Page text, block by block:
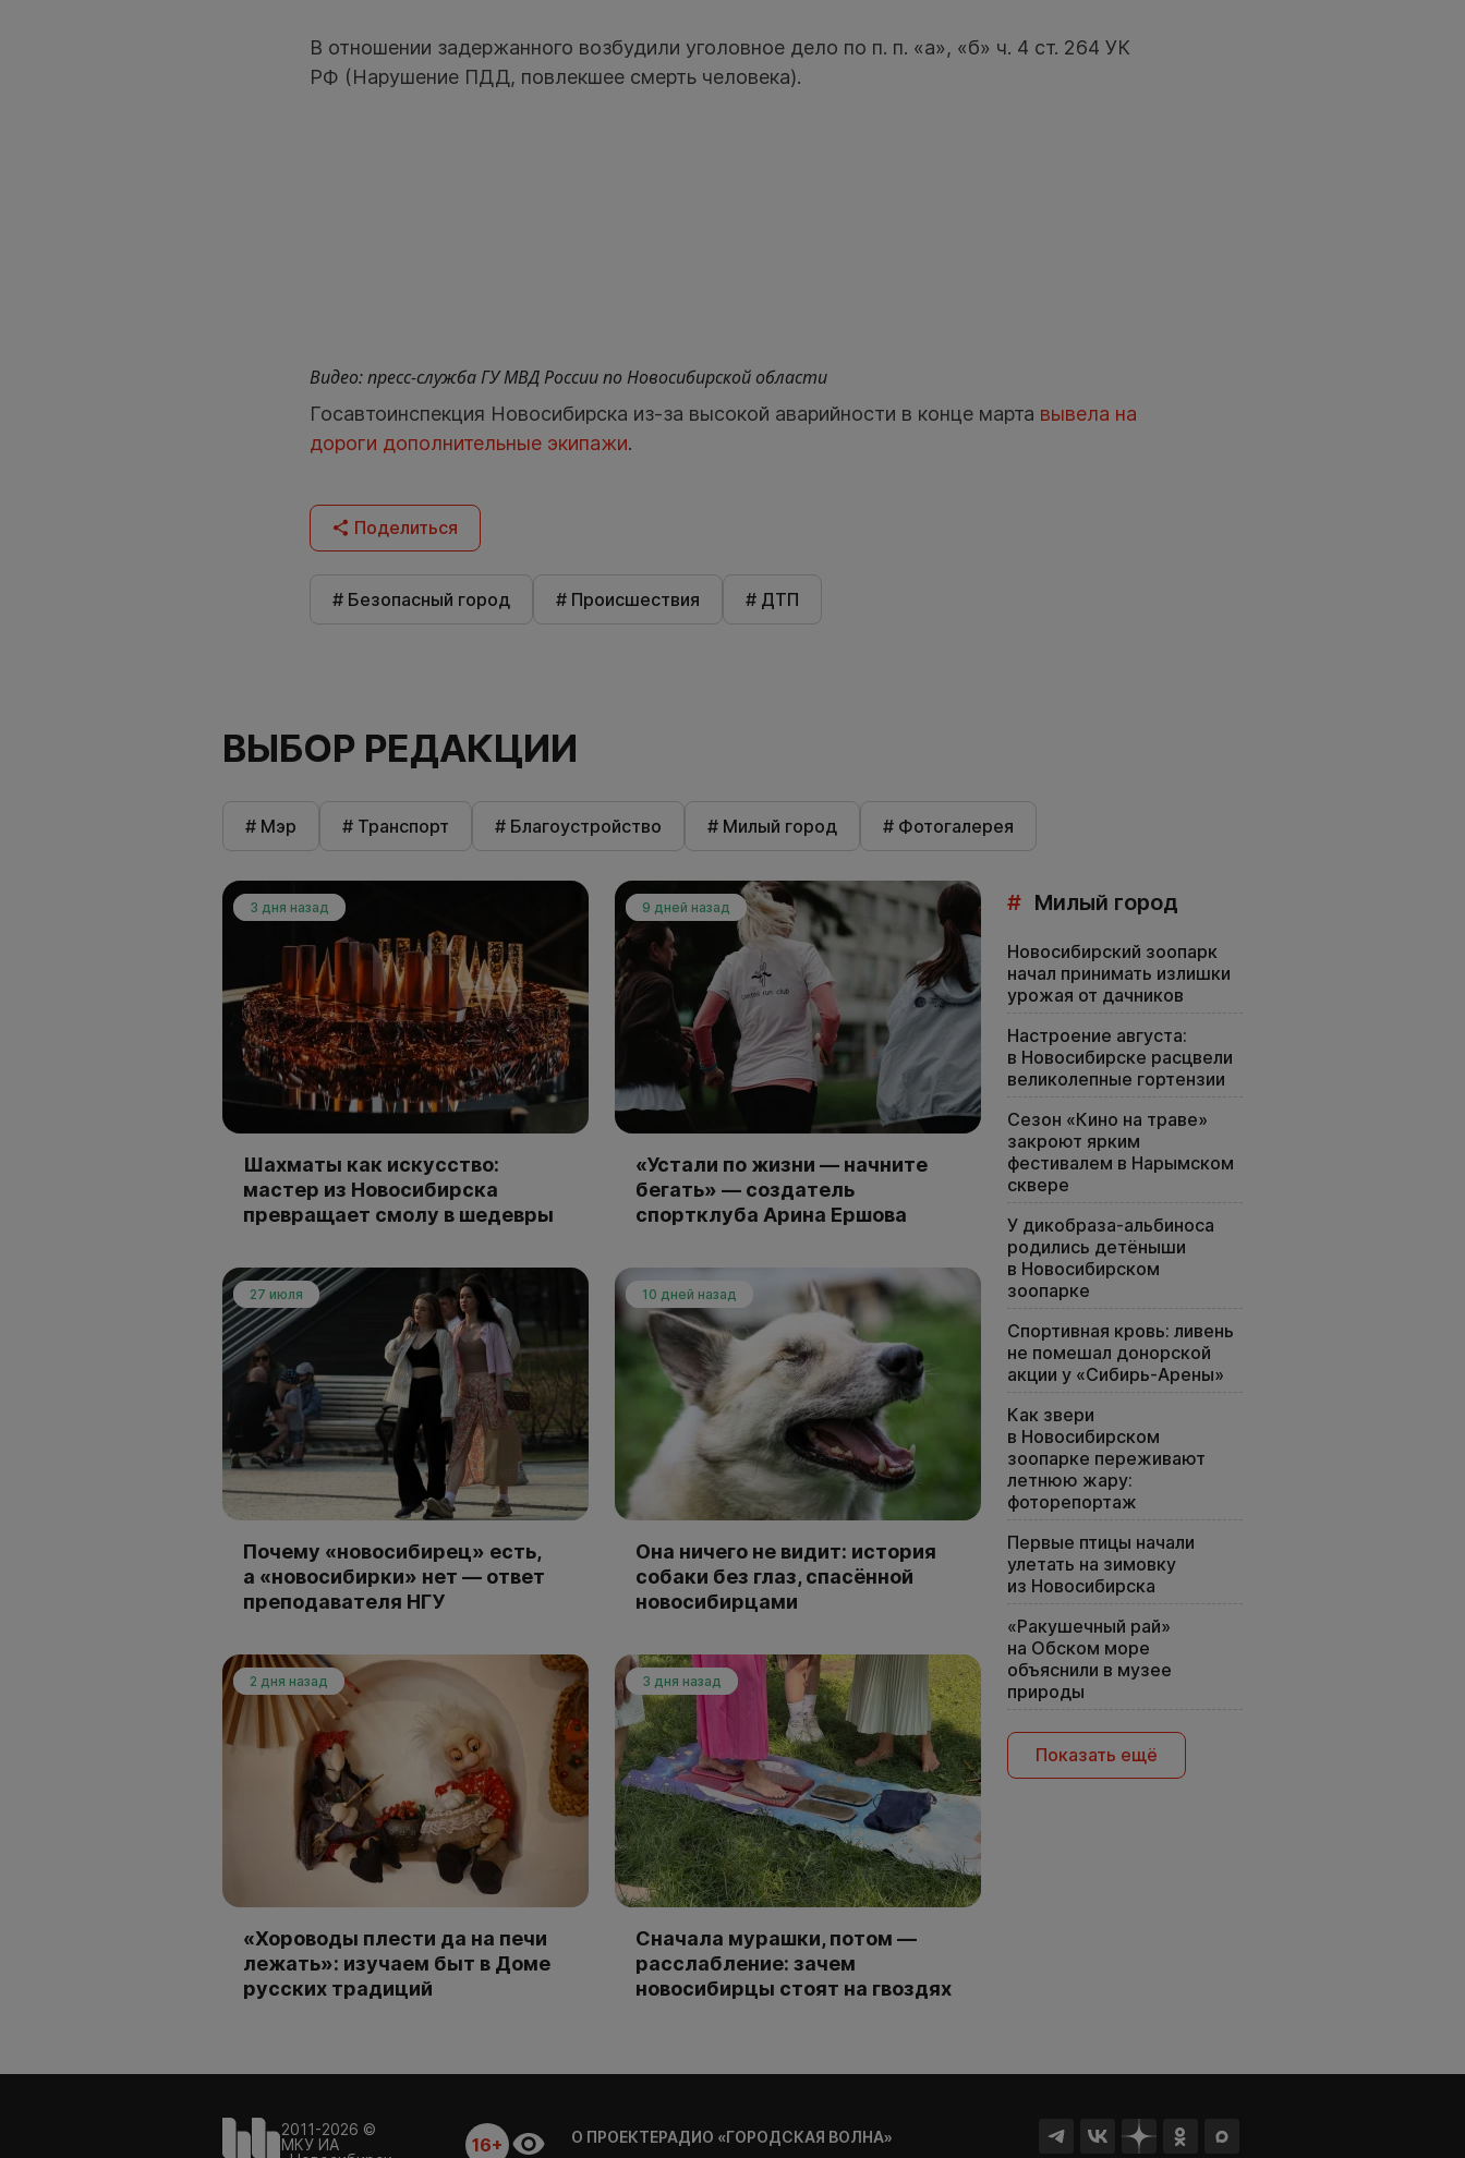
В отношении задержанного возбудили уголовное дело по п. п. «а», «б» ч. 4 ст. 264 УК
РФ (Нарушение ПДД, повлекшее смерть человека).
Видео: пресс-служба ГУ МВД России по Новосибирской области
Госавтоинспекция Новосибирска из-за высокой аварийности в конце марта вывела на
дороги дополнительные экипажи.
Поделиться
# Безопасный город # Происшествия # ДТП
ВЫБОР РЕДАКЦИИ
# Мэр # Транспорт # Благоустройство # Милый город # Фотогалерея
3 дня назад
Шахматы как искусство:
мастер из Новосибирска
превращает смолу в шедевры
9 дней назад
«Устали по жизни — начните
бегать» — создатель
спортклуба Арина Ершова
27 июля
Почему «новосибирец» есть,
а «новосибирки» нет — ответ
преподавателя НГУ
10 дней назад
Она ничего не видит: история
собаки без глаз, спасённой
новосибирцами
2 дня назад
«Хороводы плести да на печи
лежать»: изучаем быт в Доме
русских традиций
3 дня назад
Сначала мурашки, потом —
расслабление: зачем
новосибирцы стоят на гвоздях
# Милый город
Новосибирский зоопарк
начал принимать излишки
урожая от дачников
Настроение августа:
в Новосибирске расцвели
великолепные гортензии
Сезон «Кино на траве»
закроют ярким
фестивалем в Нарымском
сквере
У дикобраза-альбиноса
родились детёныши
в Новосибирском
зоопарке
Спортивная кровь: ливень
не помешал донорской
акции у «Сибирь-Арены»
Как звери
в Новосибирском
зоопарке переживают
летнюю жару:
фоторепортаж
Первые птицы начали
улетать на зимовку
из Новосибирска
«Ракушечный рай»
на Обском море
объяснили в музее
природы
Показать ещё
2011-2026 ©
МКУ ИА
16+ О ПРОЕКТЕРАДИО «ГОРОДСКАЯ ВОЛНА»